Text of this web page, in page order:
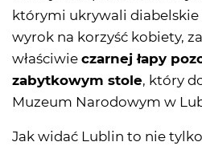
którymi ukrywali
wyrok na korzyść kobiety,
właściwie czarnej łapy
zabytkowym stole, który
Muzeum Narodowym w
Jak widać Lublin to nie